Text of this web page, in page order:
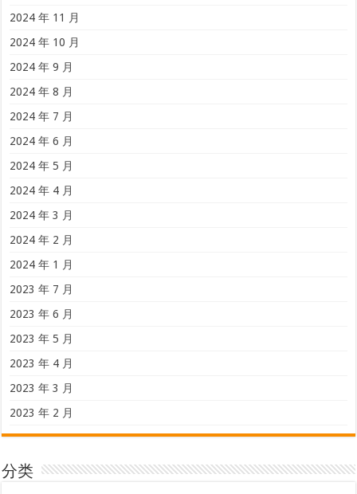
2024 年 11 月
2024 年 10 月
2024 年 9 月
2024 年 8 月
2024 年 7 月
2024 年 6 月
2024 年 5 月
2024 年 4 月
2024 年 3 月
2024 年 2 月
2024 年 1 月
2023 年 7 月
2023 年 6 月
2023 年 5 月
2023 年 4 月
2023 年 3 月
2023 年 2 月
分类